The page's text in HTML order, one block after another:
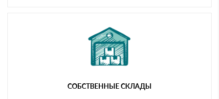
СОБСТВЕННЫЕ СКЛАДЫ